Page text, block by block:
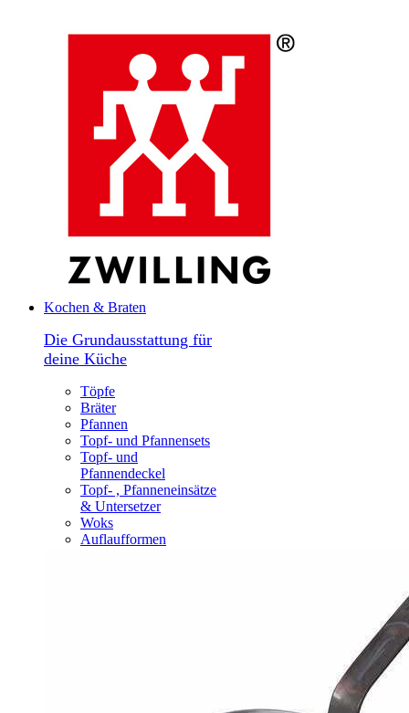
Kochen & Braten
Die Grundausstattung für
deine Küche
Töpfe
Bräter
Pfannen
Topf- und Pfannensets
Topf- und
Pfannendeckel
Topf- , Pfanneneinsätze
& Untersetzer
Woks
Auflaufformen